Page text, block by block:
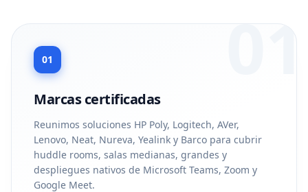
01
01
Marcas certificadas
Reunimos soluciones HP Poly, Logitech, AVer,
Lenovo, Neat, Nureva, Yealink y Barco para cubrir
huddle rooms, salas medianas, grandes y
despliegues nativos de Microsoft Teams, Zoom y
Google Meet.